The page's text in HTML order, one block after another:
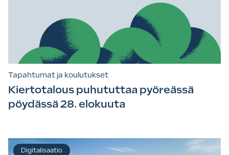
Tapahtumat ja koulutukset
Kiertotalous puhututtaa pyöreässä
pöydässä 28. elokuuta
Digitalisaatio